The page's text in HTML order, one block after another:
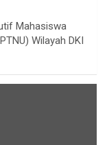
Mahasiswa
Wilayah DKI